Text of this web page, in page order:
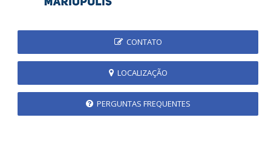
CONTATO
LOCALIZAÇÃO
PERGUNTAS FREQUENTES